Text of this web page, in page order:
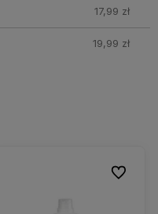
17,99 zł
19,99 zł
Do
Do